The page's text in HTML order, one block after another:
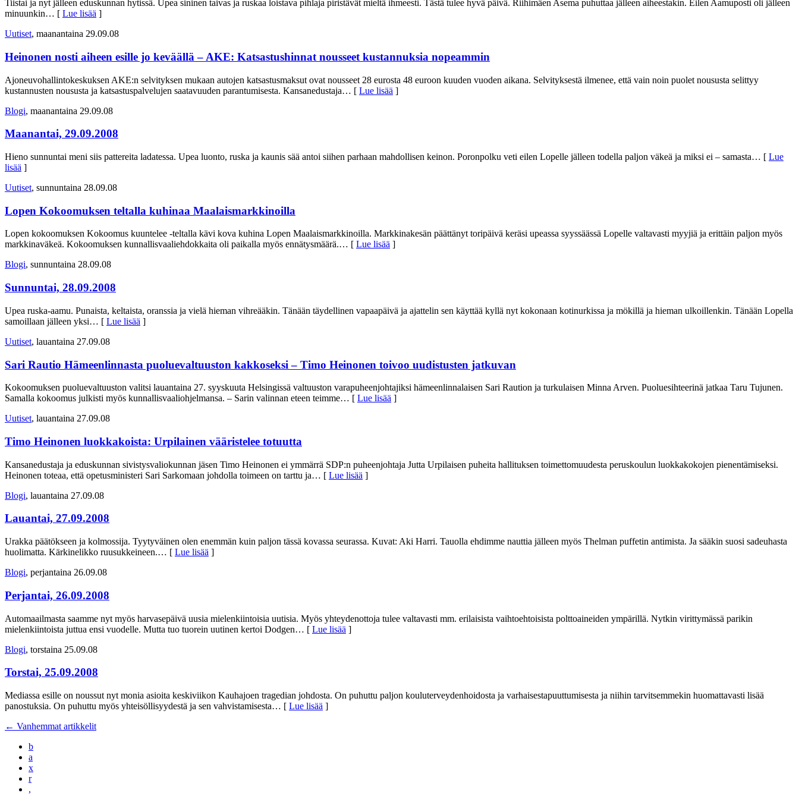
Tiistai ja nyt jälleen eduskunnan hytissä. Upea sininen taivas ja ruskaa loistava pihlaja piristävät mieltä ihmeesti. Tästä tulee hyvä päivä. Riihimäen Asema puhuttaa jälleen aiheestakin. Eilen Aamuposti oli jälleen
minuunkin… [ Lue lisää ]
Uutiset, maanantaina 29.09.08
Heinonen nosti aiheen esille jo keväällä – AKE: Katsastushinnat nousseet kustannuksia nopeammin
Ajoneuvohallintokeskuksen AKE:n selvityksen mukaan autojen katsastusmaksut ovat nousseet 28 eurosta 48 euroon kuuden vuoden aikana. Selvityksestä ilmenee, että vain noin puolet noususta selittyy
kustannusten noususta ja katsastuspalvelujen saatavuuden parantumisesta. Kansanedustaja… [ Lue lisää ]
Blogi, maanantaina 29.09.08
Maanantai, 29.09.2008
Hieno sunnuntai meni siis pattereita ladatessa. Upea luonto, ruska ja kaunis sää antoi siihen parhaan mahdollisen keinon. Poronpolku veti eilen Lopelle jälleen todella paljon väkeä ja miksi ei – samasta… [ Lue
lisää ]
Uutiset, sunnuntaina 28.09.08
Lopen Kokoomuksen teltalla kuhinaa Maalaismarkkinoilla
Lopen kokoomuksen Kokoomus kuuntelee -teltalla kävi kova kuhina Lopen Maalaismarkkinoilla. Markkinakesän päättänyt toripäivä keräsi upeassa syyssäässä Lopelle valtavasti myyjiä ja erittäin paljon myös
markkinaväkeä. Kokoomuksen kunnallisvaaliehdokkaita oli paikalla myös ennätysmäärä.… [ Lue lisää ]
Blogi, sunnuntaina 28.09.08
Sunnuntai, 28.09.2008
Upea ruska-aamu. Punaista, keltaista, oranssia ja vielä hieman vihreääkin. Tänään täydellinen vapaapäivä ja ajattelin sen käyttää kyllä nyt kokonaan kotinurkissa ja mökillä ja hieman ulkoillenkin. Tänään Lopella
samoillaan jälleen yksi… [ Lue lisää ]
Uutiset, lauantaina 27.09.08
Sari Rautio Hämeenlinnasta puoluevaltuuston kakkoseksi – Timo Heinonen toivoo uudistusten jatkuvan
Kokoomuksen puoluevaltuuston valitsi lauantaina 27. syyskuuta Helsingissä valtuuston varapuheenjohtajiksi hämeenlinnalaisen Sari Raution ja turkulaisen Minna Arven. Puoluesihteerinä jatkaa Taru Tujunen.
Samalla kokoomus julkisti myös kunnallisvaaliohjelmansa. – Sarin valinnan eteen teimme… [ Lue lisää ]
Uutiset, lauantaina 27.09.08
Timo Heinonen luokkakoista: Urpilainen vääristelee totuutta
Kansanedustaja ja eduskunnan sivistysvaliokunnan jäsen Timo Heinonen ei ymmärrä SDP:n puheenjohtaja Jutta Urpilaisen puheita hallituksen toimettomuudesta peruskoulun luokkakokojen pienentämiseksi.
Heinonen toteaa, että opetusministeri Sari Sarkomaan johdolla toimeen on tarttu ja… [ Lue lisää ]
Blogi, lauantaina 27.09.08
Lauantai, 27.09.2008
Urakka päätökseen ja kolmossija. Tyytyväinen olen enemmän kuin paljon tässä kovassa seurassa. Kuvat: Aki Harri. Tauolla ehdimme nauttia jälleen myös Thelman puffetin antimista. Ja sääkin suosi sadeuhasta
huolimatta. Kärkinelikko ruusukkeineen.… [ Lue lisää ]
Blogi, perjantaina 26.09.08
Perjantai, 26.09.2008
Automaailmasta saamme nyt myös harvasepäivä uusia mielenkiintoisia uutisia. Myös yhteydenottoja tulee valtavasti mm. erilaisista vaihtoehtoisista polttoaineiden ympärillä. Nytkin virittymässä parikin
mielenkiintoista juttua ensi vuodelle. Mutta tuo tuorein uutinen kertoi Dodgen… [ Lue lisää ]
Blogi, torstaina 25.09.08
Torstai, 25.09.2008
Mediassa esille on noussut nyt monia asioita keskiviikon Kauhajoen tragedian johdosta. On puhuttu paljon kouluterveydenhoidosta ja varhaisestapuuttumisesta ja niihin tarvitsemmekin huomattavasti lisää
panostuksia. On puhuttu myös yhteisöllisyydestä ja sen vahvistamisesta… [ Lue lisää ]
← Vanhemmat artikkelit
b
a
x
r
,